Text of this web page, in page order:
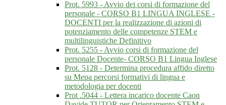
Prot. 5993 - Avvio dei corsi di formazione del
personale - CORSO B1 LINGUA INGLESE -
DOCENTI per la realizzazione di azioni di
potenziamento delle competenze STEM e
multilinguistiche Definitivo
Prot. 5255 - Avvio corsi di formazione del
personale Docente- CORSO B1 Lingua Inglese
Prot. 5128 - Determina procedura affido diretto
su Mepa percorsi formativi di lingua e
metodologia per docenti
Prot .5044 - Lettera incarico docente Caon